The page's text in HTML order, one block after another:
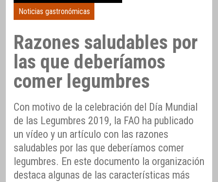
Noticias gastronómicas
Razones saludables por
las que deberíamos
comer legumbres
Con motivo de la celebración del Día Mundial
de las Legumbres 2019, la FAO ha publicado
un vídeo y un artículo con las razones
saludables por las que deberíamos comer
legumbres. En este documento la organización
destaca algunas de las características más